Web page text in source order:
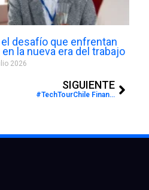
desafío que enfrentan
la nueva era del trabajo
2026
SIGUIENTE
#TechTourChile Financiamiento propio